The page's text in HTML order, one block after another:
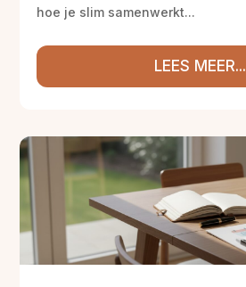
hoe je slim samenwerkt...
LEES MEER...